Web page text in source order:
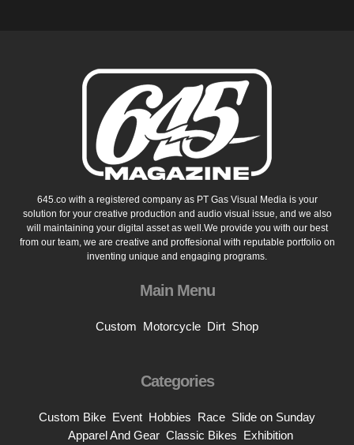
645.co with a registered company as PT Gas Visual Media is your
solution for your creative production and audio visual issue, and we also
will maintaining your digital asset as well.We provide you with our best
from our team, we are creative and proffesional with reputable portfolio on
inventing unique and engaging programs.
Main Menu
Custom Motorcycle Dirt Shop
Categories
Custom Bike Event Hobbies Race Slide on Sunday
Apparel And Gear Classic Bikes Exhibition